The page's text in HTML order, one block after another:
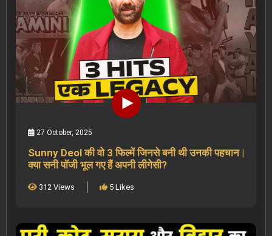
27 October, 2025
Sunny Deol की वो 3 फिल्में जिनसे बनी थी उनकी पहचान |
क्या सनी पॉजी भूल गए हैं अपनी लीगेसी?
312 Views 5 Likes